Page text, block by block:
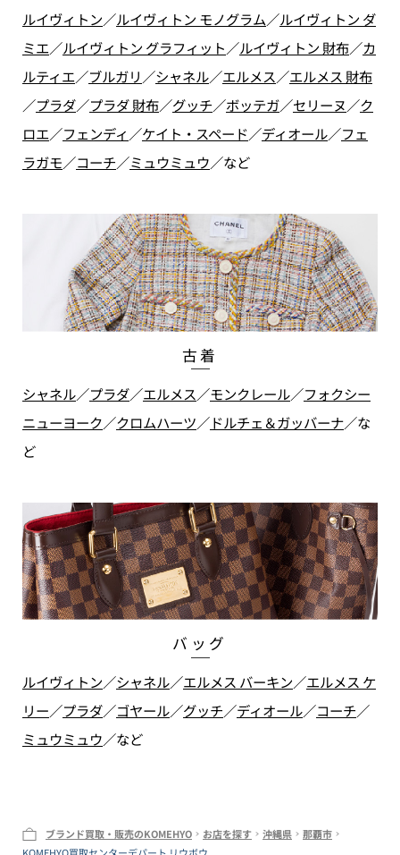
ルイヴィトン／ルイヴィトン モノグラム／ルイヴィトン ダ
ミエ／ルイヴィトン グラフィット／ルイヴィトン 財布／カ
ルティエ／ブルガリ ／シャネル／エルメス／エルメス 財布
／プラダ／プラダ 財布／グッチ／ボッテガ／セリーヌ／ク
ロエ／フェンディ ／ケイト・スペード／ディオール／フェ
ラガモ／コーチ／ミュウミュウ／など
古着
シャネル／プラダ／エルメス／モンクレール／フォクシー
ニューヨーク／クロムハーツ／ドルチェ＆ガッバーナ／な
ど
バッグ
ルイヴィトン／シャネル／エルメス バーキン／エルメス ケ
リー／プラダ／ゴヤール／グッチ／ディオール／コーチ／
ミュウミュウ／など
ブランド買取・販売のKOMEHYO お店を探す 沖縄県
那覇市